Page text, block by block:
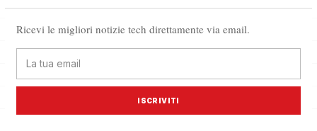
Ricevi le migliori notizie tech direttamente via email.
ISCRIVITI